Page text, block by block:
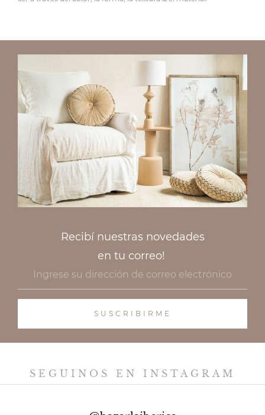
Recibí nuestras novedades
en tu correo!
SEGUINOS EN INSTAGRAM